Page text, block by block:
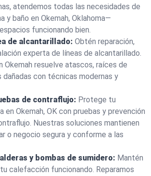
atendemos todas las necesidades de
y baño en Okemah, Oklahoma—
funcionando bien.
de alcantarillado: Obtén reparación,
experta de líneas de alcantarillado.
Okemah resuelve atascos, raíces de
con técnicas modernas y
de contraflujo: Protege tu
en Okemah, OK con pruebas y prevención
Nuestras soluciones mantienen
o negocio segura y conforme a las
y bombas de sumidero: Mantén
calefacción funcionando. Reparamos